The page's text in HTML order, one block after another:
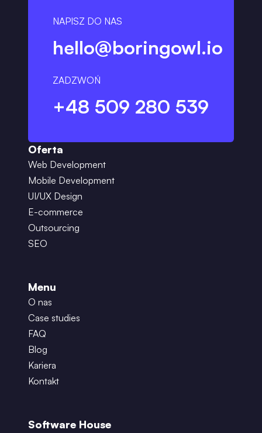
NAPISZ DO NAS
hello@boringowl.io
ZADZWOŃ
+48 509 280 539
Oferta
Web Development
Mobile Development
UI/UX Design
E-commerce
Outsourcing
SEO
Menu
O nas
Case studies
FAQ
Blog
Kariera
Kontakt
Software House